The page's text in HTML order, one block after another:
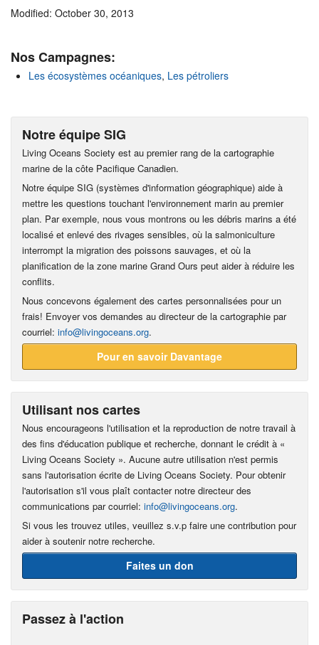
Modified: October 30, 2013
Nos Campagnes:
Les écosystèmes océaniques, Les pétroliers
Notre équipe SIG
Living Oceans Society est au premier rang de la cartographie
marine de la côte Pacifique Canadien.
Notre équipe SIG (systèmes d'information géographique) aide à
mettre les questions touchant l'environnement marin au premier
plan. Par exemple, nous vous montrons ou les débris marins a été
localisé et enlevé des rivages sensibles, où la salmoniculture
interrompt la migration des poissons sauvages, et où la
planification de la zone marine Grand Ours peut aider à réduire les
conflits.
Nous concevons également des cartes personnalisées pour un
frais! Envoyer vos demandes au directeur de la cartographie par
courriel: info@livingoceans.org.
Pour en savoir Davantage
Utilisant nos cartes
Nous encourageons l'utilisation et la reproduction de notre travail à
des fins d'éducation publique et recherche, donnant le crédit à «
Living Oceans Society ». Aucune autre utilisation n'est permis
sans l'autorisation écrite de Living Oceans Society. Pour obtenir
l'autorisation s'il vous plaît contacter notre directeur des
communications par courriel: info@livingoceans.org.
Si vous les trouvez utiles, veuillez s.v.p faire une contribution pour
aider à soutenir notre recherche.
Faites un don
Passez à l'action